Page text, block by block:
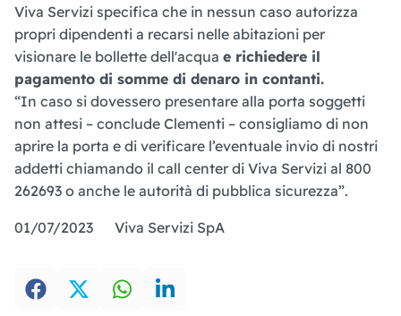
Viva Servizi specifica che in nessun caso autorizza
propri dipendenti a recarsi nelle abitazioni per
visionare le bollette dell'acqua e richiedere il
pagamento di somme di denaro in contanti.
“In caso si dovessero presentare alla porta soggetti
non attesi – conclude Clementi – consigliamo di non
aprire la porta e di verificare l’eventuale invio di nostri
addetti chiamando il call center di Viva Servizi al 800
262693 o anche le autorità di pubblica sicurezza”.
01/07/2023 Viva Servizi SpA